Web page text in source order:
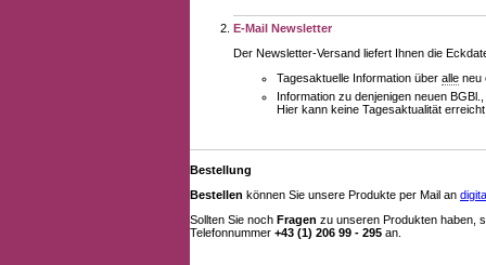
E-Mail Newsletter
Der Newsletter-Versand liefert Ihnen die
Tagesaktuelle Information über alle neu
Information zu denjenigen neuen
Hier kann keine Tagesaktualität
Bestellung
Bestellen können Sie unsere Produkte per Mail an
Sollten Sie noch Fragen zu unseren Produkten haben,
Telefonnummer +43 (1) 206 99 - 295 an.